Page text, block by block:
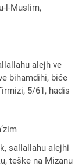
l-Muslim,
alejh ve
bihamdihi, biće
5/61, hadis
sallallahu alejhi
teške na Mizanu